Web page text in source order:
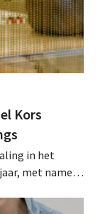
Kors
in het
met name
Choo.